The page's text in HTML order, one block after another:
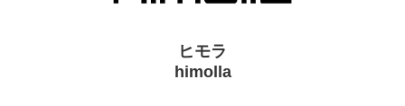
ヒモラ
himolla